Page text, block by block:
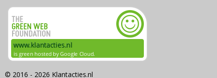
© 2016 - 2026 Klantacties.nl